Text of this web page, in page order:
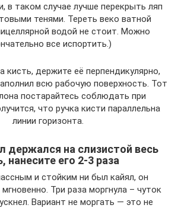
в таком случае лучше перекрыть ляп
тенями. Тереть веко ватной
водой не стоит. Можно
все испортить.)
кисть, держите её перпендикулярно,
всю рабочую поверхность. Тот
постарайтесь соблюдать при
что ручка кисти параллельна
линии горизонта.
держался на слизистой весь
нанесите его 2-3 раза
и стойким ни был кайял, он
Три раза моргнула – чуток
Вариант не моргать — это не